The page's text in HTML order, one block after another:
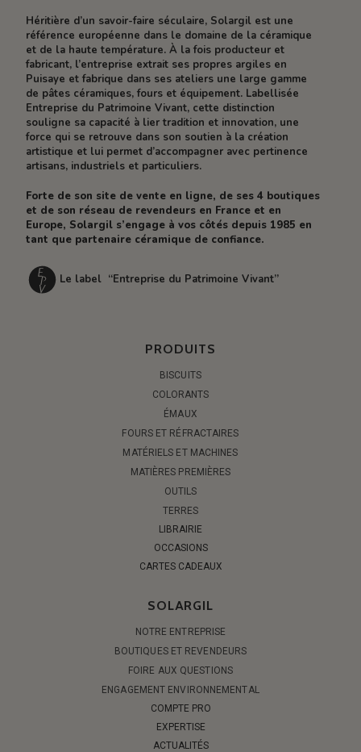
Héritière d’un savoir-faire séculaire, Solargil est une
référence européenne dans le domaine de la céramique
et de la haute température. À la fois producteur et
fabricant, l’entreprise extrait ses propres argiles en
Puisaye et fabrique dans ses ateliers une large gamme
de pâtes céramiques, fours et équipement. Labellisée
Entreprise du Patrimoine Vivant, cette distinction
souligne sa capacité à lier tradition et innovation, une
force qui se retrouve dans son soutien à la création
artistique et lui permet d’accompagner avec pertinence
artisans, industriels et particuliers.
Forte de son site de vente en ligne, de ses 4 boutiques
et de son réseau de revendeurs en France et en
Europe, Solargil s’engage à vos côtés depuis 1985 en
tant que partenaire céramique de confiance.
Le label “Entreprise du Patrimoine Vivant”
PRODUITS
BISCUITS
COLORANTS
ÉMAUX
FOURS ET RÉFRACTAIRES
MATÉRIELS ET MACHINES
MATIÈRES PREMIÈRES
OUTILS
TERRES
LIBRAIRIE
OCCASIONS
CARTES CADEAUX
SOLARGIL
NOTRE ENTREPRISE
BOUTIQUES ET REVENDEURS
FOIRE AUX QUESTIONS
ENGAGEMENT ENVIRONNEMENTAL
COMPTE PRO
EXPERTISE
ACTUALITÉS